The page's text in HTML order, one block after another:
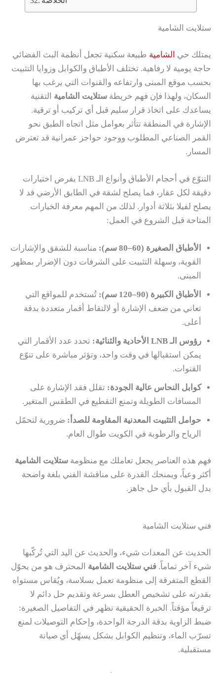
ستلايت الشامية
يمتلك حي الشامية طبيعة سكنية تجعل أنظمة البث الفضائي
حاجة يومية لا رفاهية. تختلف الأطباق والكوابل وزوايا التثبيت
بحسب موقع المبنى وارتفاعه والقنوات التي يرغب بها
السكان، ولهذا فإن فهم خريطة ستلايت الشامية التقنية
يساعدك على اتخاذ قرار سليم قبل أي تركيب أو ترقية.
الإشارة في المنطقة تتأثر بعوامل مثل اتجاه الطبق نحو
القمر الصناعي المطلوب ووجود حواجز عمرانية قد تعترض
المسار.
التنوّع في أحجام الأطباق وأنواع الـ LNB يفرض اختيارات
دقيقة لكل عقار، فما يصلح لشقة في الطابق الأرضي قد لا
يصلح لفيلا بثلاثة أدوار. لذلك من المهم معرفة الخيارات
المتاحة قبل الشروع في العمل:
الأطباق الصغيرة (60–80 سم):
مناسبة للشقق والإشارات
القوية، وسهلة التثبيت على الشرفات دون الإضرار بمظهر
المبنى.
الأطباق الكبيرة (90–120 سم):
تُستخدم للمواقع التي
تعاني من ضعف الإشارة أو لالتقاط أقمار متعددة بدقة
أعلى.
رؤوس الـ LNB الأحادية والثنائية:
تحدد عدد الأقمار التي
يمكن استقبالها في وقت واحد، وتؤثر مباشرة على تنوّع
القنوات.
كوابل النحاس عالية الجودة: تقلل فقد الإشارة على
المسافات الطويلة وتمنع التقطيع في الطقس المتغير.
حوامل التثبيت المعدنية المقاومة للصدأ: ضرورية لتحمّل
الرياح والرطوبة في الكويت طوال العام.
فهم هذه العناصر يجعل تعاملك مع منظومة ستلايت الشامية
أكثر وعياً، ويمنحك القدرة على مناقشة الفني بلغة واضحة
بدل القبول بأي حل جاهز.
فني ستلايت الشامية
الحديث عن المعدات شيء، والحديث عن اليد التي تُركّبها
شيء آخر تماماً. فني ستلايت الشامية المحترف هو من يحوّل
القطع المتفرقة إلى منظومة تعمل بسلاسة، ويُقاس مستواه
بقدرته على تشخيص العطل بسرعة وتقديم حل دائم لا
ترقيعاً مؤقتاً. الخبرة الحقيقية تظهر في التفاصيل الصغيرة:
ضبط الزاوية بدقة الدرجة الواحدة، وإحكام التوصيلات لمنع
تسرّب الماء، وتنظيم الكوابل بشكل يسهّل أي صيانة
مستقبلية.